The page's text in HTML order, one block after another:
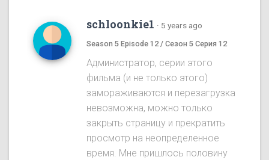
schloonkie1 · 5 years ago
Season 5 Episode 12 / Сезон 5 Серия 12
Администратор, серии этого
фильма (и не только этого)
замораживаются и перезагрузка
невозможна, можно только
закрыть страницу и прекратить
просмотр на неопределенное
время. Мне пришлось половину